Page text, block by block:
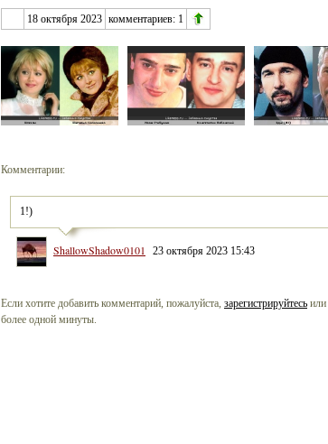
18 октября 2023 комментариев: 1
Комментарии:
1!)
ShallowShadow0101 23 октября 2023 15:43
Если хотите добавить комментарий, пожалуйста, зарегистрируйтесь или
более одной минуты.